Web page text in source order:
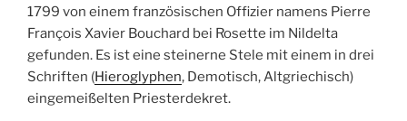
1799 von einem französischen Offizier namens Pierre
François Xavier Bouchard bei Rosette im Nildelta
gefunden. Es ist eine steinerne Stele mit einem in drei
Schriften (Hieroglyphen, Demotisch, Altgriechisch)
eingemeißelten Priesterdekret.